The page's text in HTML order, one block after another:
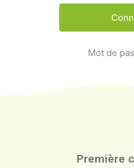
Mot de
Première